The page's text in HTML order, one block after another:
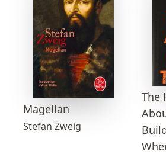
Magellan
Stefan Zweig
The